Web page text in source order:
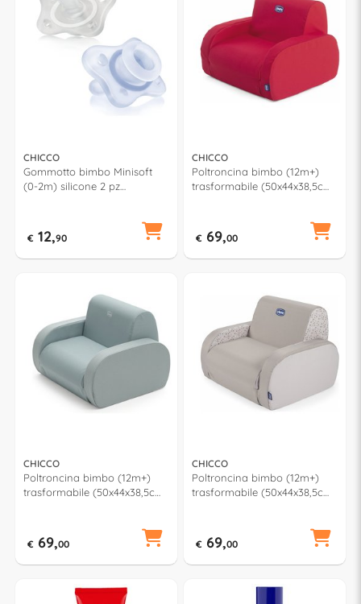
CHICCO
Gommotto bimbo Minisoft
(0-2m) silicone 2 pz
€ 12,90
CHICCO
Poltroncina bimbo (12m+)
trasformabile (50x44x38,5cm)
€ 69,00
CHICCO
Poltroncina bimbo (12m+)
trasformabile (50x44x38,5cm)
€ 69,00
CHICCO
Poltroncina bimbo (12m+)
trasformabile (50x44x38,5cm)
€ 69,00